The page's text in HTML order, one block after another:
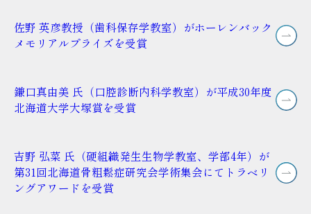
佐野 英彦教授（歯科保存学教室）がホーレンバック
メモリアルプライズを受賞
鎌口真由美 氏（口腔診断内科学教室）が平成30年度
北海道大学大塚賞を受賞
吉野 弘菜 氏（硬組織発生生物学教室、学部4年）が
第31回北海道骨粗鬆症研究会学術集会にてトラベリ
ングアワードを受賞